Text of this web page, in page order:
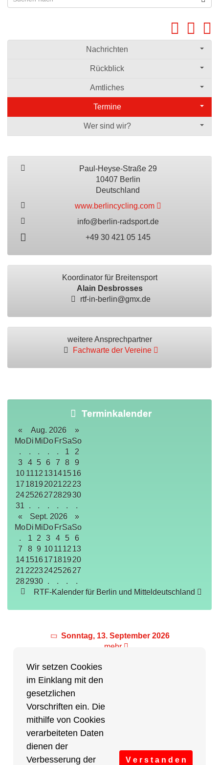
Wir setzen Cookies
im Einklang mit den
gesetzlichen
Vorschriften ein. Die
mithilfe von Cookies
verarbeiteten Daten
dienen der
Verbesserung der
V e r s t a n d e n
Nachrichten
Rückblick
Amtliches
Termine
Wer sind wir?
Paul-Heyse-Straße 29
10407 Berlin
Deutschland
www.berlincycling.com
info@berlin-radsport.de
+49 30 421 05 145
Koordinator für Breitensport
Alain Desbrosses
rtf-in-berlin@gmx.de
weitere Ansprechpartner
Fachwarte der Vereine
Terminkalender
« Aug. 2026
»
MoDi MiDo FrSaSo
.
. . . . 1
2
3
4 5 6 7 8
9
10 1112 13141516
17 1819 202122 23
24252627282930
31
. . . . .
.
«
Sept. 2026
»
MoDi MiDo FrSaSo
.
1 2 3 4 5
6
7
8 9 10 1112 13
141516171819 20
21 222324252627
282930 . . .
.
RTF-Kalender für Berlin und Mitteldeutschland
Sonntag, 13. September 2026
mehr
Partner des Breitensports
Partner von BRV-Breitensport.de